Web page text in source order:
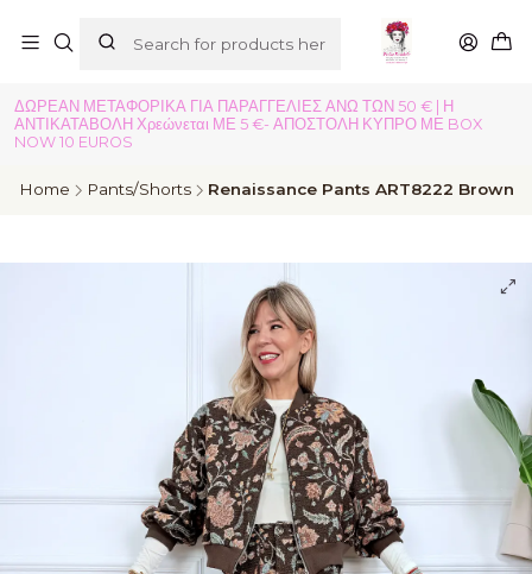
ΔΩΡΕΑΝ ΜΕΤΑΦΟΡΙΚΑ ΓΙΑ ΠΑΡΑΓΓΕΛΙΕΣ ΑΝΩ ΤΩΝ 50 € | Η
ΑΝΤΙΚΑΤΑΒΟΛΗ Χρεώνεται ΜΕ 5 €- ΑΠΟΣΤΟΛΗ ΚΥΠΡΟ ΜΕ BOX
NOW 10 EUROS
Home Pants/Shorts Renaissance Pants ART8222 Brown